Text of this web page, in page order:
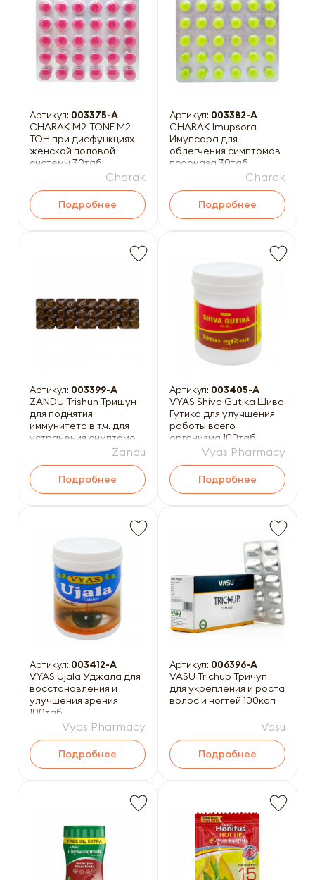
Артикул: 003375-A
CHARAK M2-TONE М2-
ТОН при дисфункциях
женской половой
системы 30таб
Charak
Подробнее
Артикул: 003382-A
CHARAK Imupsora
Имупсора для
облегчения симптомов
псориаза 30таб
Charak
Подробнее
Артикул: 003399-A
ZANDU Trishun Тришун
для поднятия
иммунитета в т.ч. для
устранения симптомов
Zandu
Подробнее
Артикул: 003405-A
VYAS Shiva Gutika Шива
Гутика для улучшения
работы всего
организма 100таб
Vyas Pharmacy
Подробнее
Артикул: 003412-A
VYAS Ujala Уджала для
восстановления и
улучшения зрения
100таб
Vyas Pharmacy
Подробнее
Артикул: 006396-A
VASU Trichup Тричуп
для укрепления и роста
волос и ногтей 100кап
Vasu
Подробнее